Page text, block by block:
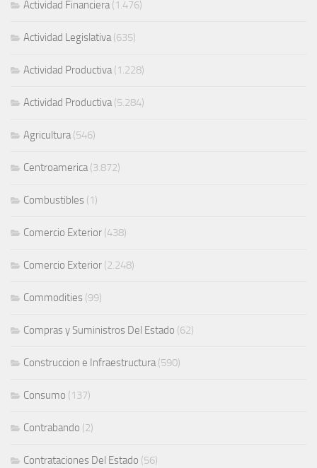
Actividad Financiera(1.476)
Actividad Legislativa(635)
Actividad Productiva(1.228)
Actividad Productiva(5.284)
Agricultura(546)
Centroamerica(3.872)
Combustibles (1)
Comercio Exterior (438)
Comercio Exterior (2.248)
Commodities (99)
Compras y Suministros Del Estado (62)
Construccion e Infraestructura(590)
Consumo (137)
Contrabando (2)
Contrataciones Del Estado (56)